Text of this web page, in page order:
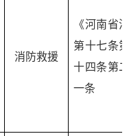
消防救援
《河南省
第十七条
十四条第
一条